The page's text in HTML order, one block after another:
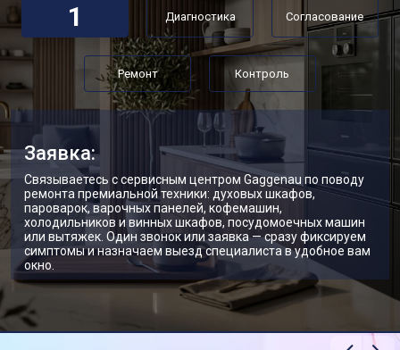
1 Диагностика Согласование
Ремонт Контроль
Заявка:
Связываетесь с сервисным центром Gaggenau по поводу
ремонта премиальной техники: духовых шкафов,
пароварок, варочных панелей, кофемашин,
холодильников и винных шкафов, посудомоечных машин
или вытяжек. Один звонок или заявка — сразу фиксируем
симптомы и назначаем выезд специалиста в удобное вам
окно.